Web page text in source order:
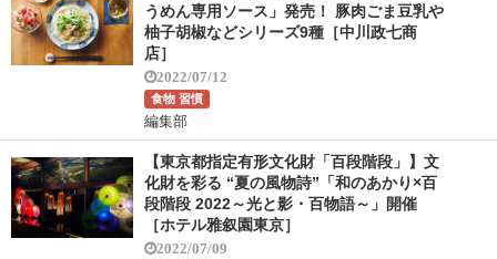
うめん専用ソース」発売！ 豚肉ごま豆乳や
柚子胡椒などシリーズ9種［中川政七商
店］
2022/07/12
食物 習慣
編集部
【東京都指定有形文化財「百段階段」】文
化財を彩る “夏の風物詩”「和のあかり×百
段階段 2022～光と影・百物語～」開催
［ホテル雅叙園東京］
2022/07/09